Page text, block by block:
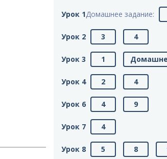
Урок 1Домашнее задание:
Урок 2 3 4
Урок 3 1
Урок 4 2 4
Урок 6 4 9
Урок 7 4
Урок 8 5 8